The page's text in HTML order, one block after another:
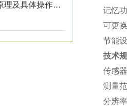
便携式水质计的工作原理及具体操作步骤
记忆
可更
节能
技术
传感
测量
分辨